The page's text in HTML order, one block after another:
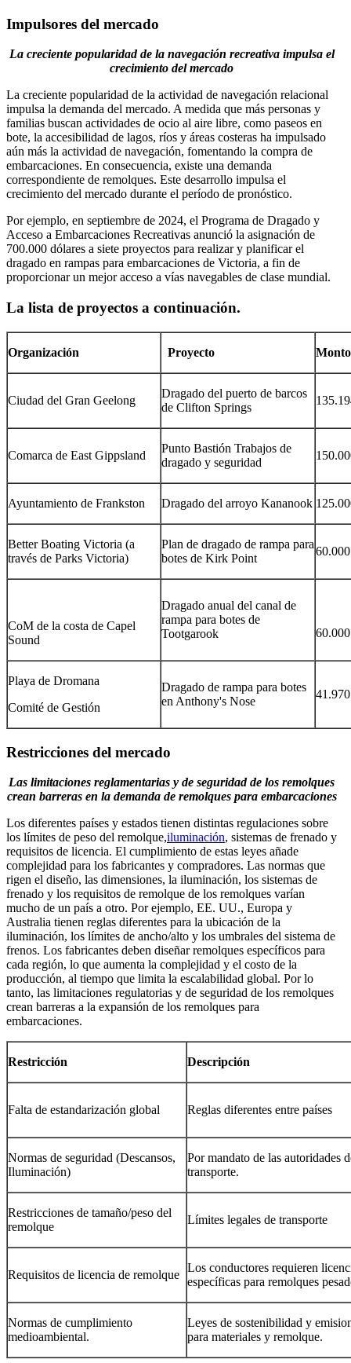
Impulsores del mercado
La creciente popularidad de la navegación recreativa impulsa el
crecimiento del mercado
La creciente popularidad de la actividad de navegación relacional
impulsa la demanda del mercado. A medida que más personas y
familias buscan actividades de ocio al aire libre, como paseos en
bote, la accesibilidad de lagos, ríos y áreas costeras ha impulsado
aún más la actividad de navegación, fomentando la compra de
embarcaciones. En consecuencia, existe una demanda
correspondiente de remolques. Este desarrollo impulsa el
crecimiento del mercado durante el período de pronóstico.
Por ejemplo, en septiembre de 2024, el Programa de Dragado y
Acceso a Embarcaciones Recreativas anunció la asignación de
700.000 dólares a siete proyectos para realizar y planificar el
dragado en rampas para embarcaciones de Victoria, a fin de
proporcionar un mejor acceso a vías navegables de clase mundial.
La lista de proyectos a continuación.
Organización Proyecto
Ciudad del Gran Geelong
Dragado del puerto de barcos
de Clifton Springs
Comarca de East Gippsland
Punto Bastión Trabajos de
dragado y seguridad
Ayuntamiento de Frankston Dragado del arroyo Kananook
Better Boating Victoria (a
través de Parks Victoria)
Plan de dragado de rampa para
botes de Kirk Point
CoM de la costa de Capel
Sound
Dragado anual del canal de
rampa para botes de
Tootgarook
Playa de Dromana
Comité de Gestión
Dragado de rampa para botes
en Anthony's Nose
Restricciones del mercado
Las limitaciones reglamentarias y de seguridad de los remolques
crean barreras en la demanda de remolques para embarcaciones
Los diferentes países y estados tienen distintas regulaciones sobre
los límites de peso del remolque,iluminación, sistemas de frenado y
requisitos de licencia. El cumplimiento de estas leyes añade
complejidad para los fabricantes y compradores. Las normas que
rigen el diseño, las dimensiones, la iluminación, los sistemas de
frenado y los requisitos de remolque de los remolques varían
mucho de un país a otro. Por ejemplo, EE. UU., Europa y
Australia tienen reglas diferentes para la ubicación de la
iluminación, los límites de ancho/alto y los umbrales del sistema de
frenos. Los fabricantes deben diseñar remolques específicos para
cada región, lo que aumenta la complejidad y el costo de la
producción, al tiempo que limita la escalabilidad global. Por lo
tanto, las limitaciones regulatorias y de seguridad de los remolques
crean barreras a la expansión de los remolques para
embarcaciones.
Restricción Descripción
Falta de estandarización global Reglas diferentes entre países
Normas de seguridad (Descansos,
Iluminación)
Por mandato de las autoridades
transporte.
Restricciones de tamaño/peso del
remolque
Límites legales de transporte
Requisitos de licencia de remolque
Los conductores requieren
específicas para remolques
Normas de cumplimiento
medioambiental.
Leyes de sostenibilidad y
para materiales y remolque.